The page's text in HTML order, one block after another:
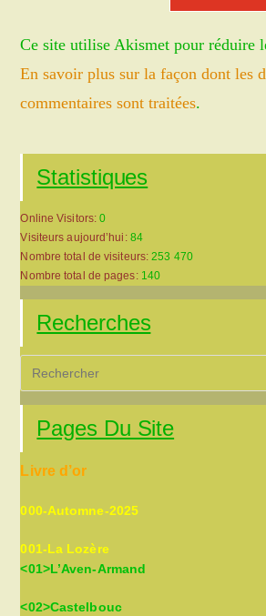
(facultatif)
Ce site utilise Akismet pour réduire
En savoir plus sur la façon dont les
commentaires sont traitées.
Statistiques
Online Visitors:0
Visiteurs aujourd’hui: 84
Nombre total de visiteurs:253 470
Nombre total de pages: 140
Recherches
Pages Du Site
Livre d’or
000-Automne-2025
001-La Lozère
<01>L’Aven-Armand
<02>Castelbouc